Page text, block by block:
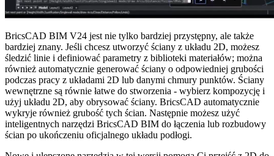
BricsCAD BIM V24 jest nie tylko bardziej przystępny, ale także
bardziej znany. Jeśli chcesz utworzyć ściany z układu 2D, możesz
śledzić linie i definiować parametry z biblioteki materiałów; można
również automatycznie generować ściany o odpowiedniej grubości
podczas pracy z układami 2D lub danymi chmury punktów. Ściany
wewnętrzne są równie łatwe do stworzenia - wybierz kompozycję i
użyj układu 2D, aby obrysować ściany. BricsCAD automatycznie
wykryje również grubość tych ścian. Następnie możesz użyć
inteligentnych narzędzi BricsCAD BIM do łączenia lub rozbudowy
ścian po ukończeniu oficjalnego układu podłogi.